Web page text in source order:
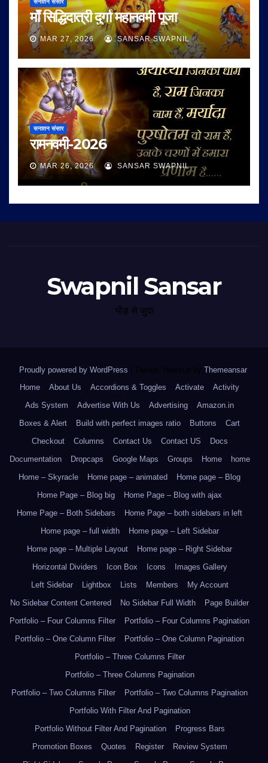
सनातन संसार
माँ सिद्धिदात्री दुर्गा महानवमी पूजा
MAR 27, 2026 SANSAR SWAPNIL
सनातन संसार
रामनवमी-2026
MAR 26, 2026 SANSAR SWAPNIL
Swapnil Sansar
भीड़ से जुदा
Proudly powered by WordPress Theme: Newsup by Themeansar.
Home
About Us Accordions & Toggles Activate
Activity
Ads System
Advertise With Us Advertising
Amazon.in
Boxes & Alert
Build with perfect images ratio Buttons
Cart
Checkout
Columns Contact Us Contact US
Docs
Documentation
Dropcaps Google Maps Groups Home
home
Home – Skyracle
Home page – animated
Home page – Blog
Home Page – Blog big
Home Page – Blog with ajax
Home Page – Both Sidebars
Home Page – both sidebars in left
Home page – full width
Home page – Left Sidebar
Home page – Multiple Layout
Home page – Right Sidebar
Horizontal Dividers
Icon Box Icons
Images Gallery
Left Sidebar
Lightbox Lists Members
My Account
No Sidebar Content Centered
No Sidebar Full Width
Page Builder
Portfolio – Four Columns Filter
Portfolio – Four Columns Pagination
Portfolio – One Column Filter
Portfolio – One Column Pagination
Portfolio – Three Columns Filter
Portfolio – Three Columns Pagination
Portfolio – Two Columns Filter
Portfolio – Two Columns Pagination
Portfolio With Filter And Pagination
Portfolio Without Filter And Pagination
Progress Bars
Promotion Boxes
Quotes Register
Review System